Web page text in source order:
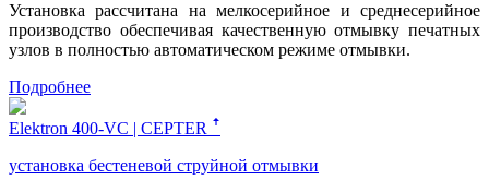
Установка рассчитана на мелкосерийное и среднесерийное
производство обеспечивая качественную отмывку печатных
узлов в полностью автоматическом режиме отмывки.
Подробнее
Elektron 400-VC | CEPTER ꜛ
установка бестеневой струйной отмывки